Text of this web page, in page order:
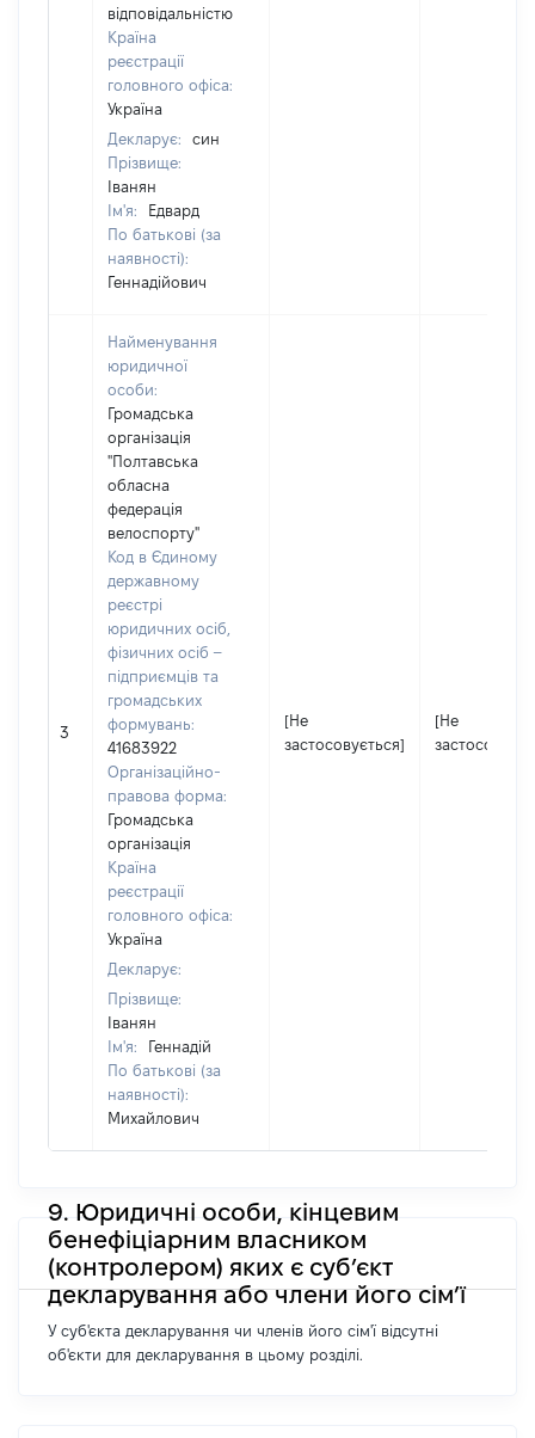
відповідальністю
Країна
реєстрації
головного офіса:
Україна
Декларує:
син
Прізвище:
Іванян
Ім'я:
Едвард
По батькові (за
наявності):
Геннадійович
3
Найменування
юридичної
особи:
Громадська
організація
"Полтавська
обласна
федерація
велоспорту"
Код в Єдиному
державному
реєстрі
юридичних осіб,
фізичних осіб –
підприємців та
громадських
формувань:
41683922
Організаційно-
правова форма:
Громадська
організація
Країна
реєстрації
головного офіса:
Україна
Декларує:
Прізвище:
Іванян
Ім'я:
Геннадій
По батькові (за
наявності):
Михайлович
[Не
застосовується]
[Не
9. Юридичні особи, кінцевим
бенефіціарним власником
(контролером) яких є суб’єкт
декларування або члени його сім’ї
У суб'єкта декларування чи членів його сім'ї відсутні
об'єкти для декларування в цьому розділі.